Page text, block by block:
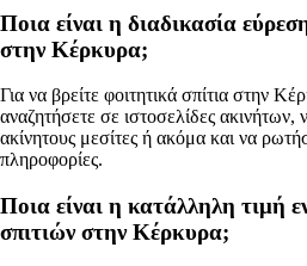
Ποια είναι η διαδικασία
στην Κέρκυρα;
Για να βρείτε φοιτητικά σπίτια στην
αναζητήσετε σε ιστοσελίδες ακινήτων,
ακίνητους μεσίτες ή ακόμα και να
πληροφορίες.
Ποια είναι η κατάλληλη τιμή
σπιτιών στην Κέρκυρα;